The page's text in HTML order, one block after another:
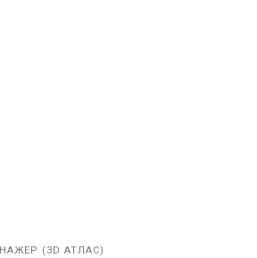
(3D АТЛАС)